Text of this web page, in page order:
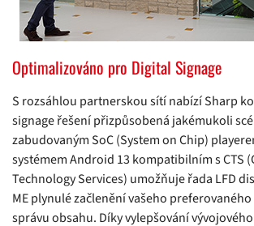
Optimalizováno pro Digital Signage
S rozsáhlou partnerskou sítí nabízí Sharp
signage řešení přizpůsobená jakémukoli
zabudovaným SoC (System on Chip)
systémem Android 13 kompatibilním s CTS
Technology Services) umožňuje řada LFD
ME plynulé začlenění vašeho
správu obsahu. Díky vylepšování